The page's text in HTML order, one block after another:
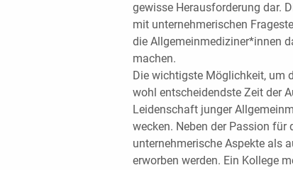
gewisse Herausforderung dar.
mit unternehmerischen
die Allgemeinmediziner*innen
machen.
Die wichtigste Möglichkeit, um
wohl entscheidendste Zeit der
Leidenschaft junger
wecken. Neben der Passion
unternehmerische Aspekte als
erworben werden. Ein Kollege